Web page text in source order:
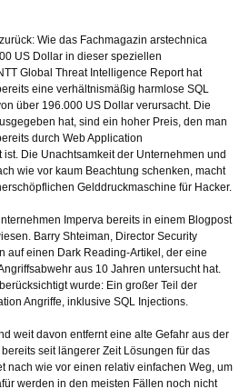
Wie das Fachmagazin arstechnica
US Dollar in dieser speziellen
Global Threat Intelligence Report hat
eine verhältnismäßig harmlose SQL
über 196.000 US Dollar verursacht. Die
hat, sind ein hoher Preis, den man
durch Web Application
Die Unachtsamkeit der Unternehmen und
wie vor kaum Beachtung schenken, macht
Gelddruckmaschine für Hacker.
Imperva bereits in einem Blogpost
Barry Shteiman, Director Security
auf einen Dark Reading-Artikel, der eine
aus 10 Jahren untersucht hat.
wurde: Ein großer Teil der
Angriffe, inklusive SQL Injections.
weit davon entfernt eine alte Gefahr aus der
seit längerer Zeit Lösungen für das
nach wie vor einen relativ einfachen Weg, um
werden in den meisten Fällen noch nicht